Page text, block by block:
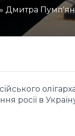
Дмитра
росії в